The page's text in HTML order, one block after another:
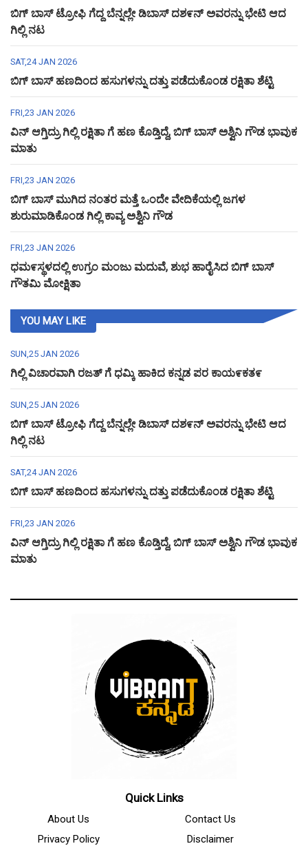
ಬಿಗ್ ಬಾಸ್ ಟ್ರೋಫಿ ಗೆದ್ದ ಬೆನ್ನಲ್ಲೇ ಡಿಬಾಸ್ ದಶ೯ನ್ ಅವರನ್ನು ಭೇಟಿ ಆದ
ಗಿಲ್ಲಿ ನಟ
SAT,24 JAN 2026
ಬಿಗ್ ಬಾಸ್ ಹಣದಿಂದ ಹಸುಗಳನ್ನು ದತ್ತು ಪಡೆದುಕೊಂಡ ರಕ್ಷಿತಾ ಶೆಟ್ಟಿ
FRI,23 JAN 2026
ವಿನ್ ಆಗ್ತಿದ್ರು ಗಿಲ್ಲಿ ರಕ್ಷಿತಾ ಗೆ ಹಣ ಕೊಡ್ತಿದ್ದೆ, ಬಿಗ್ ಬಾಸ್ ಅಶ್ವಿನಿ ಗೌಡ ಭಾವುಕ
ಮಾತು
FRI,23 JAN 2026
ಬಿಗ್ ಬಾಸ್ ಮುಗಿದ ನಂತರ ಮತ್ತೆ ಒಂದೇ ವೇದಿಕೆಯಲ್ಲಿ ಜಗಳ
ಶುರುಮಾಡಿಕೊಂಡ ಗಿಲ್ಲಿ ಕಾವ್ಯ ಅಶ್ವಿನಿ ಗೌಡ
FRI,23 JAN 2026
ಧಮ೯ಸ್ಥಳದಲ್ಲಿ ಉಗ್ರಂ ಮಂಜು ಮದುವೆ, ಶುಭ ಹಾರೈಸಿದ ಬಿಗ್ ಬಾಸ್
ಗೌತಮಿ ಮೋಕ್ಷಿತಾ
YOU MAY LIKE
SUN,25 JAN 2026
ಗಿಲ್ಲಿ ವಿಚಾರವಾಗಿ ರಜತ್ ಗೆ ಧಮ್ಕಿ ಹಾಕಿದ ಕನ್ನಡ ಪರ ಕಾಯ೯ಕತ೯
SUN,25 JAN 2026
ಬಿಗ್ ಬಾಸ್ ಟ್ರೋಫಿ ಗೆದ್ದ ಬೆನ್ನಲ್ಲೇ ಡಿಬಾಸ್ ದಶ೯ನ್ ಅವರನ್ನು ಭೇಟಿ ಆದ
ಗಿಲ್ಲಿ ನಟ
SAT,24 JAN 2026
ಬಿಗ್ ಬಾಸ್ ಹಣದಿಂದ ಹಸುಗಳನ್ನು ದತ್ತು ಪಡೆದುಕೊಂಡ ರಕ್ಷಿತಾ ಶೆಟ್ಟಿ
FRI,23 JAN 2026
ವಿನ್ ಆಗ್ತಿದ್ರು ಗಿಲ್ಲಿ ರಕ್ಷಿತಾ ಗೆ ಹಣ ಕೊಡ್ತಿದ್ದೆ, ಬಿಗ್ ಬಾಸ್ ಅಶ್ವಿನಿ ಗೌಡ ಭಾವುಕ
ಮಾತು
Quick Links
About Us
Contact Us
Privacy Policy
Disclaimer